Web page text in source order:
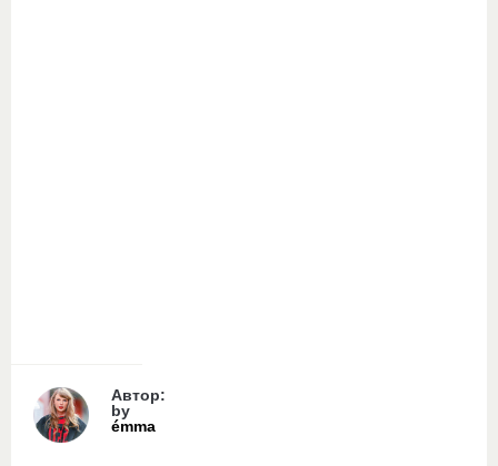
Автор:
by
émma